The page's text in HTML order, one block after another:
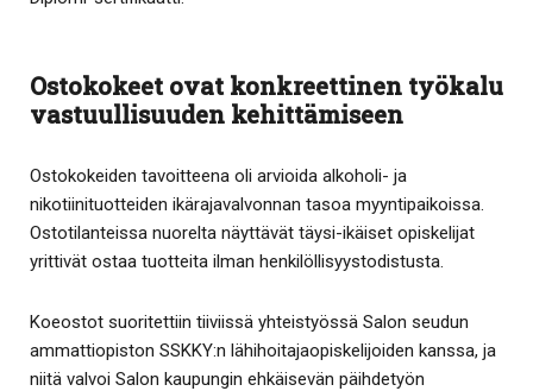
Ostokokeet ovat konkreettinen työkalu
vastuullisuuden kehittämiseen
Ostokokeiden tavoitteena oli arvioida alkoholi- ja
nikotiinituotteiden ikärajavalvonnan tasoa myyntipaikoissa.
Ostotilanteissa nuorelta näyttävät täysi-ikäiset opiskelijat
yrittivät ostaa tuotteita ilman henkilöllisyystodistusta.
Koeostot suoritettiin tiiviissä yhteistyössä Salon seudun
ammattiopiston SSKKY:n lähihoitajaopiskelijoiden kanssa, ja
niitä valvoi Salon kaupungin ehkäisevän päihdetyön